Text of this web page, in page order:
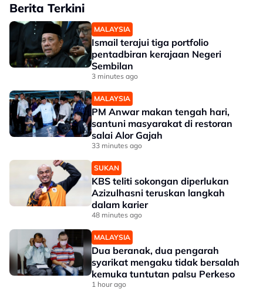
Berita Terkini
MALAYSIA
Ismail terajui tiga portfolio
pentadbiran kerajaan Negeri
Sembilan
3 minutes ago
MALAYSIA
PM Anwar makan tengah hari,
santuni masyarakat di restoran
salai Alor Gajah
33 minutes ago
SUKAN
KBS teliti sokongan diperlukan
Azizulhasni teruskan langkah
dalam karier
48 minutes ago
MALAYSIA
Dua beranak, dua pengarah
syarikat mengaku tidak bersalah
kemuka tuntutan palsu Perkeso
1 hour ago